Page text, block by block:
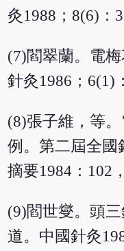
灸1988；8(6)：3
(7)閻翠蘭。電
針灸1986；6(1)
(8)張子維，等
例。第二屆全國
摘要1984：102
(9)閻世燮。頭
道。中國針灸